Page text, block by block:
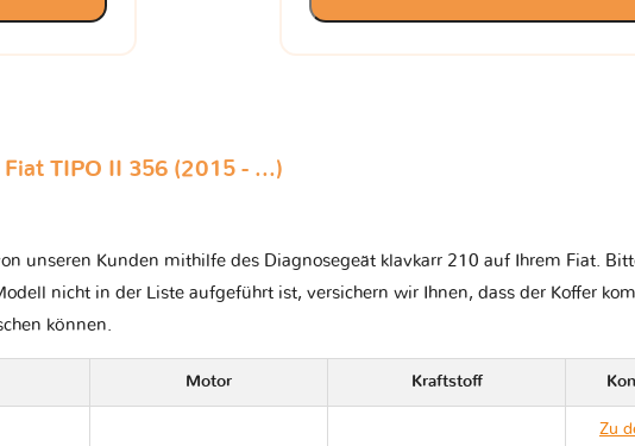
Fiat TIPO II 356 (2015 - ...)
unseren Kunden mithilfe des Diagnosegeät klavkarr 210 auf Ihrem Fiat.
nicht in der Liste aufgeführt ist, versichern wir Ihnen, dass der Koffer
können.
Motor Kraftstoff
Zu